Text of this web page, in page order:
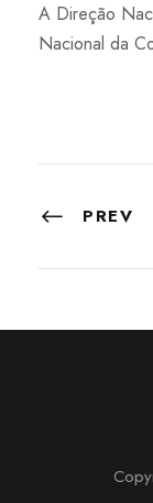
A Direção
Nacional da
PREV